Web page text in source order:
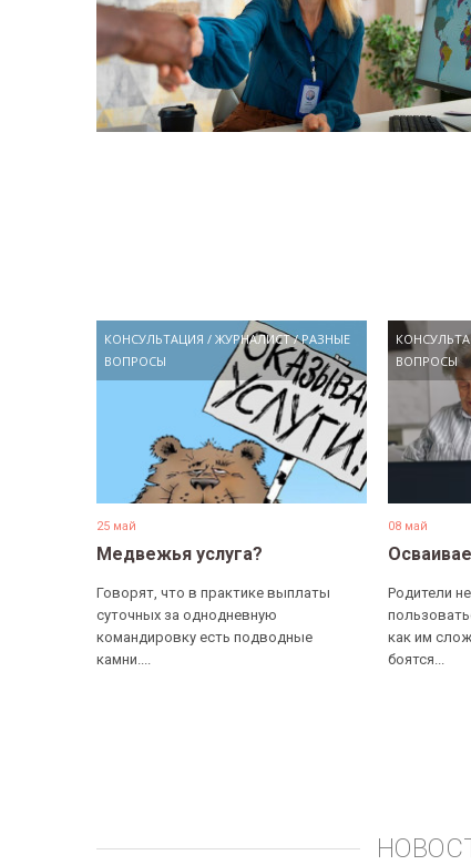
КОНСУЛЬТАЦИЯ / ЖУРНАЛИСТ/РАЗНЫЕ
ВОПРОСЫ
25 май
Медвежья услуга?
Говорят, что в практике выплаты
суточных за однодневную
командировку есть подводные
камни....
ВОПРОСЫ
08 май
Родители
как им
боятся...